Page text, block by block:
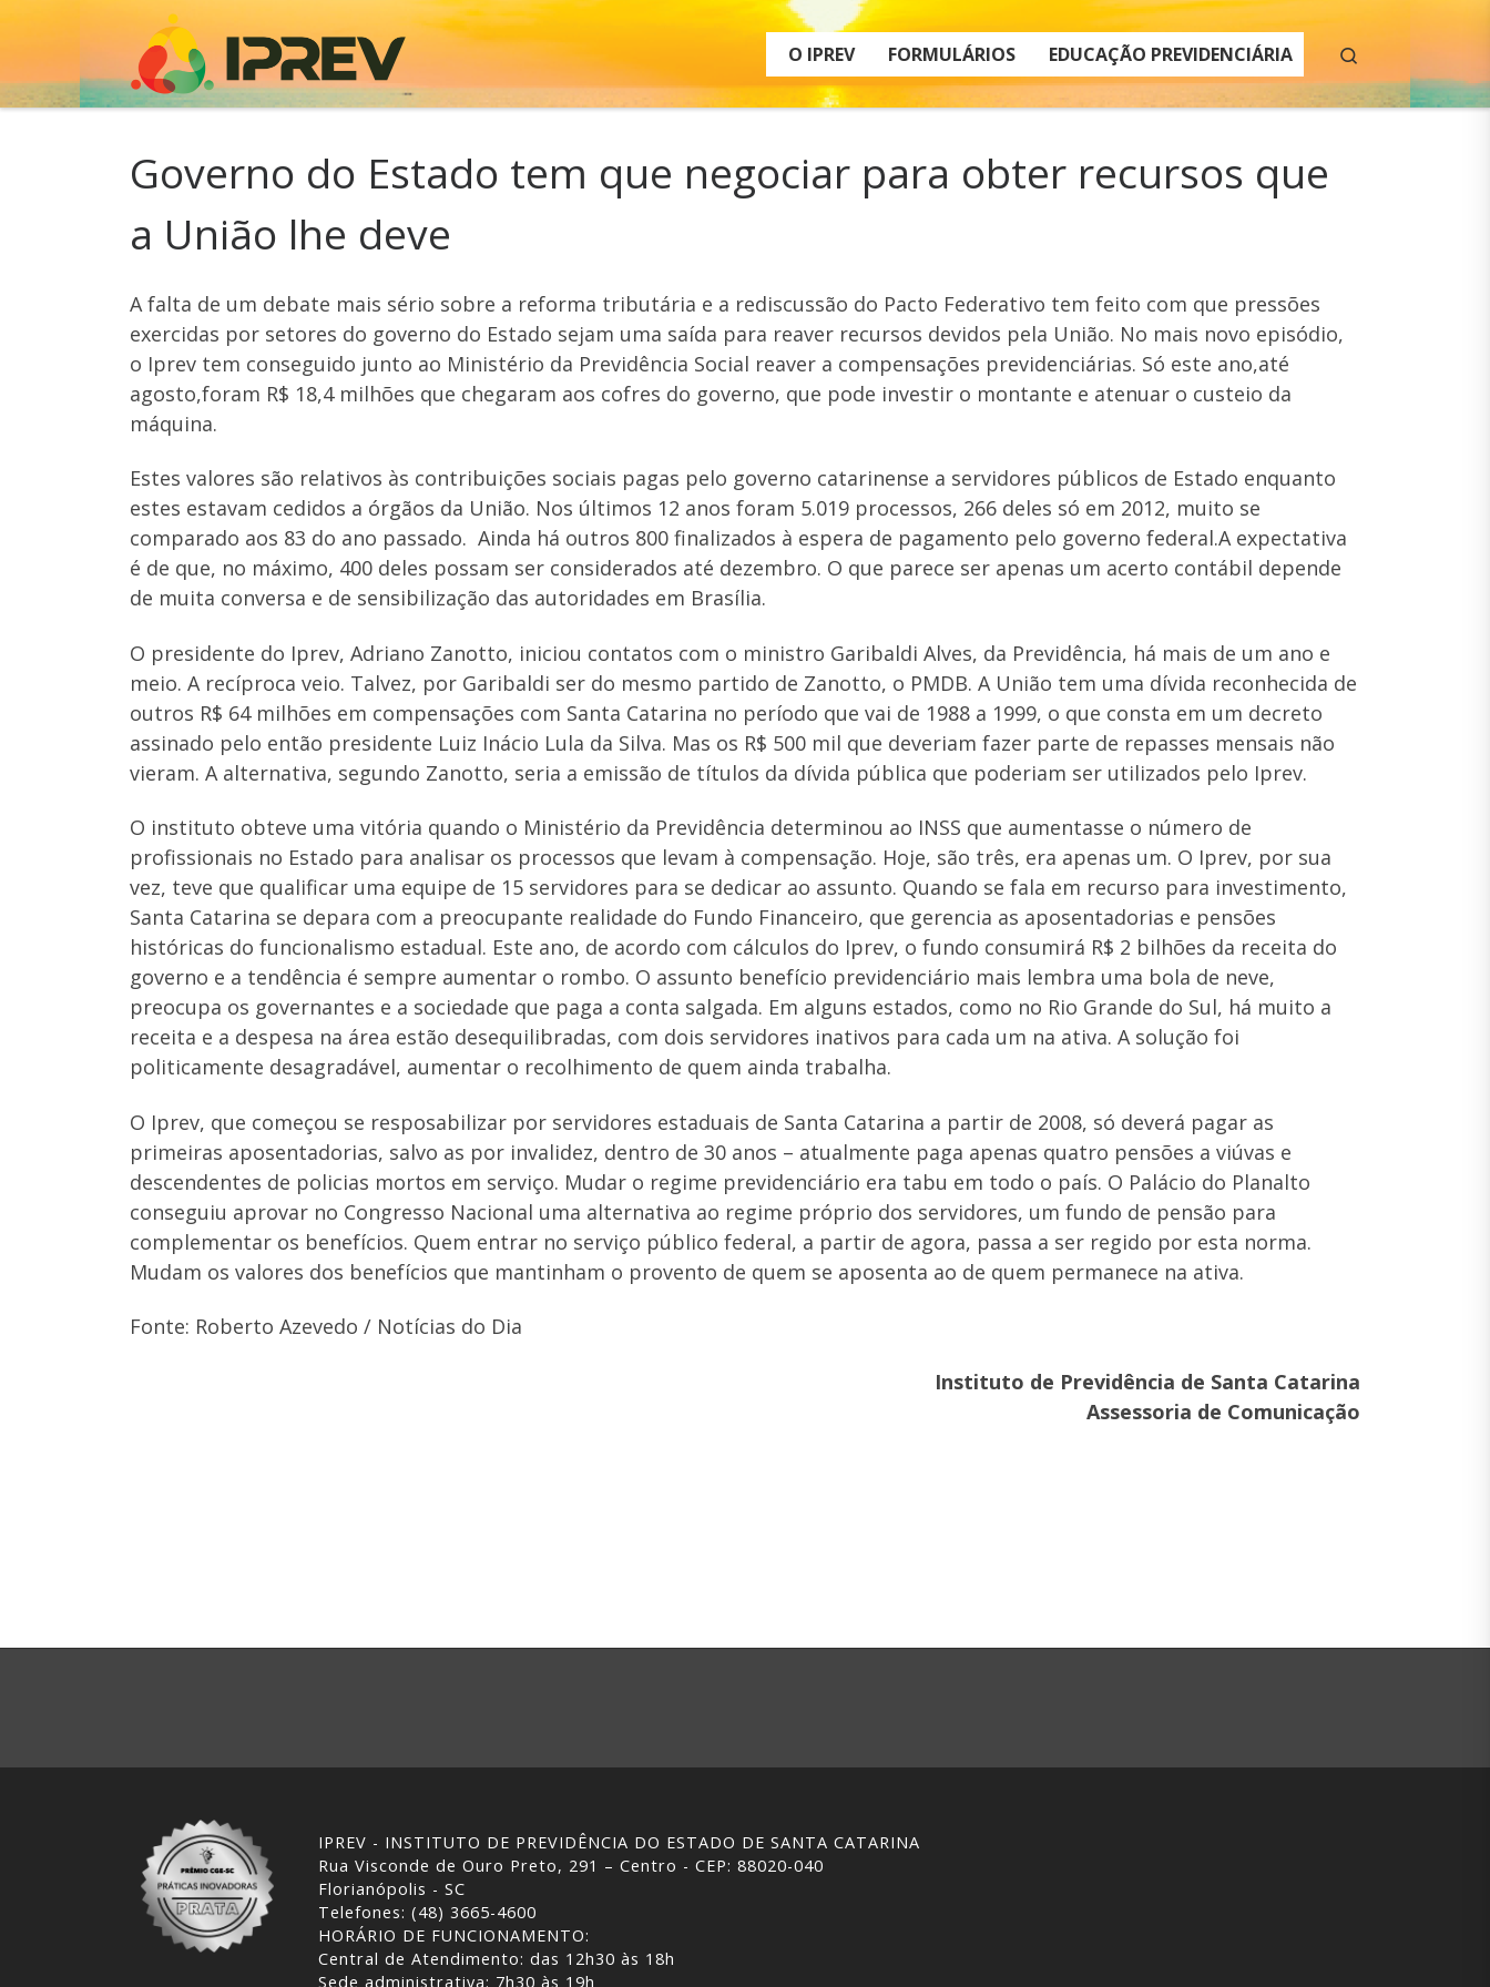
Skip to content
O IPREV FORMULÁRIOS EDUCAÇÃO PREVIDENCIÁRIA
Governo do Estado tem que negociar para obter recursos que
a União lhe deve
A falta de um debate mais sério sobre a reforma tributária e a rediscussão do Pacto Federativo tem feito com que pressões
exercidas por setores do governo do Estado sejam uma saída para reaver recursos devidos pela União. No mais novo episódio,
o Iprev tem conseguido junto ao Ministério da Previdência Social reaver a compensações previdenciárias. Só este ano,até
agosto,foram R$ 18,4 milhões que chegaram aos cofres do governo, que pode investir o montante e atenuar o custeio da
máquina.
Estes valores são relativos às contribuições sociais pagas pelo governo catarinense a servidores públicos de Estado enquanto
estes estavam cedidos a órgãos da União. Nos últimos 12 anos foram 5.019 processos, 266 deles só em 2012, muito se
comparado aos 83 do ano passado. Ainda há outros 800 finalizados à espera de pagamento pelo governo federal.A expectativa
é de que, no máximo, 400 deles possam ser considerados até dezembro. O que parece ser apenas um acerto contábil depende
de muita conversa e de sensibilização das autoridades em Brasília.
O presidente do Iprev, Adriano Zanotto, iniciou contatos com o ministro Garibaldi Alves, da Previdência, há mais de um ano e
meio. A recíproca veio. Talvez, por Garibaldi ser do mesmo partido de Zanotto, o PMDB. A União tem uma dívida reconhecida de
outros R$ 64 milhões em compensações com Santa Catarina no período que vai de 1988 a 1999, o que consta em um decreto
assinado pelo então presidente Luiz Inácio Lula da Silva. Mas os R$ 500 mil que deveriam fazer parte de repasses mensais não
vieram. A alternativa, segundo Zanotto, seria a emissão de títulos da dívida pública que poderiam ser utilizados pelo Iprev.
O instituto obteve uma vitória quando o Ministério da Previdência determinou ao INSS que aumentasse o número de
profissionais no Estado para analisar os processos que levam à compensação. Hoje, são três, era apenas um. O Iprev, por sua
vez, teve que qualificar uma equipe de 15 servidores para se dedicar ao assunto. Quando se fala em recurso para investimento,
Santa Catarina se depara com a preocupante realidade do Fundo Financeiro, que gerencia as aposentadorias e pensões
históricas do funcionalismo estadual. Este ano, de acordo com cálculos do Iprev, o fundo consumirá R$ 2 bilhões da receita do
governo e a tendência é sempre aumentar o rombo. O assunto benefício previdenciário mais lembra uma bola de neve,
preocupa os governantes e a sociedade que paga a conta salgada. Em alguns estados, como no Rio Grande do Sul, há muito a
receita e a despesa na área estão desequilibradas, com dois servidores inativos para cada um na ativa. A solução foi
politicamente desagradável, aumentar o recolhimento de quem ainda trabalha.
O Iprev, que começou se resposabilizar por servidores estaduais de Santa Catarina a partir de 2008, só deverá pagar as
primeiras aposentadorias, salvo as por invalidez, dentro de 30 anos – atualmente paga apenas quatro pensões a viúvas e
descendentes de policias mortos em serviço. Mudar o regime previdenciário era tabu em todo o país. O Palácio do Planalto
conseguiu aprovar no Congresso Nacional uma alternativa ao regime próprio dos servidores, um fundo de pensão para
complementar os benefícios. Quem entrar no serviço público federal, a partir de agora, passa a ser regido por esta norma.
Mudam os valores dos benefícios que mantinham o provento de quem se aposenta ao de quem permanece na ativa.
Fonte: Roberto Azevedo / Notícias do Dia
Instituto de Previdência de Santa Catarina
Assessoria de Comunicação
IPREV - INSTITUTO DE PREVIDÊNCIA DO ESTADO DE SANTA CATARINA
Rua Visconde de Ouro Preto, 291 – Centro - CEP: 88020-040
Florianópolis - SC
Telefones: (48) 3665-4600
HORÁRIO DE FUNCIONAMENTO:
Central de Atendimento: das 12h30 às 18h
Sede administrativa: 7h30 às 19h